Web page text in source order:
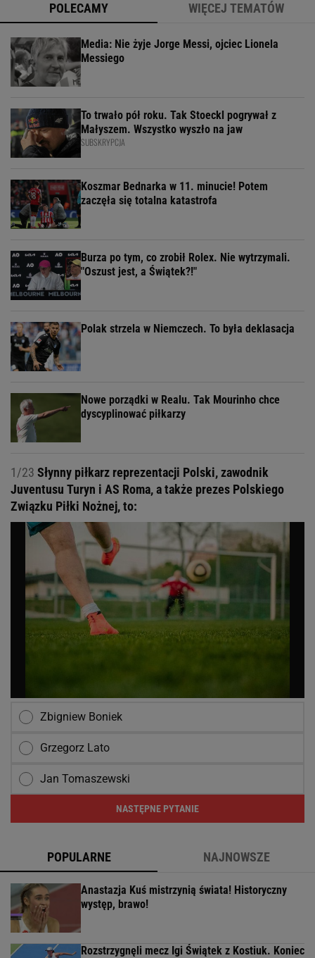
POLECAMY WIĘCEJ TEMATÓW
Media: Nie żyje Jorge Messi, ojciec Lionela
Messiego
To trwało pół roku. Tak Stoeckl pogrywał z
Małyszem. Wszystko wyszło na jaw
SUBSKRYPCJA
Koszmar Bednarka w 11. minucie! Potem
zaczęła się totalna katastrofa
Burza po tym, co zrobił Rolex. Nie wytrzymali.
"Oszust jest, a Świątek?!"
Polak strzela w Niemczech. To była deklasacja
Nowe porządki w Realu. Tak Mourinho chce
dyscyplinować piłkarzy
1/23 Słynny piłkarz reprezentacji Polski, zawodnik
Juventusu Turyn i AS Roma, a także prezes Polskiego
Związku Piłki Nożnej, to:
Zbigniew Boniek
Grzegorz Lato
Jan Tomaszewski
NASTĘPNE PYTANIE
POPULARNE NAJNOWSZE
Anastazja Kuś mistrzynią świata! Historyczny
występ, brawo!
Rozstrzygnęli mecz Igi Świątek z Kostiuk. Koniec